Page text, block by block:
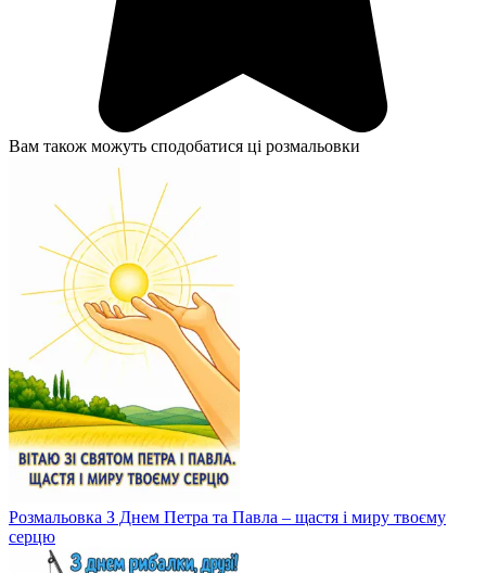
Вам також можуть сподобатися ці розмальовки
Розмальовка З Днем Петра та Павла – щастя і миру твоєму
серцю